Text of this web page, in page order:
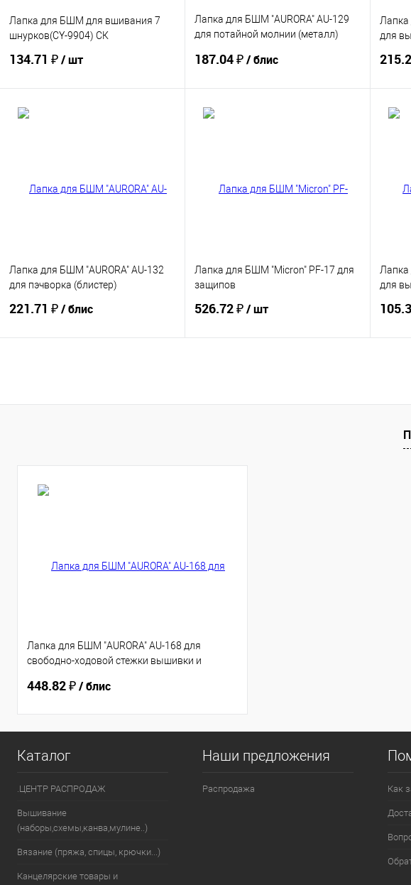
Лапка для БШМ для вшивания 7
шнурков(CY-9904) СК
134.71 ₽/ шт
Лапка для БШМ "AURORA" AU-129
для потайной молнии (металл)
187.04 ₽/ блис
Лапка
для
Лапка для БШМ "AURORA" AU-132
для пэчворка (блистер)
221.71 ₽/ блис
В избранное
Лапка для БШМ "Micron" PF-17 для
защипов
526.72 ₽/ шт
В избранное
Лапка
для
В
Лапка для БШМ "AURORA" AU-168 для
свободно-ходовой стежки вышивки и
448.82 ₽/ блис
Каталог
.ЦЕНТР РАСПРОДАЖ
Вышивание
(наборы,схемы,канва,мулине..)
Вязание (пряжа, спицы, крючки...)
Канцелярские товары и
Наши предложения
Распродажа Как